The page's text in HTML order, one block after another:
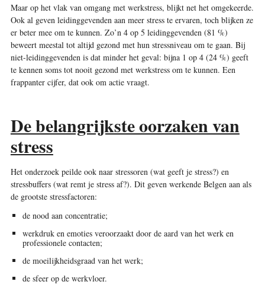
Maar op het vlak van omgang met werkstress, blijkt net het omgekeerde.
Ook al geven leidinggevenden aan meer stress te ervaren, toch blijken ze
er beter mee om te kunnen. Zo’n 4 op 5 leidinggevenden (81 %)
beweert meestal tot altijd gezond met hun stressniveau om te gaan. Bij
niet-­leidinggevenden is dat minder het geval: bijna 1 op 4 (24 %) geeft
te kennen soms tot nooit gezond met werkstress om te kunnen. Een
frappanter ­cijfer, dat ook om actie vraagt.
De belangrijkste oorzaken van
stress
Het onderzoek peilde ook naar stressoren (wat geeft je stress?) en
stressbuffers (wat remt je stress af?). Dit geven werkende Belgen aan als
de grootste stressfactoren:
de nood aan concentratie;
werkdruk en emoties veroorzaakt door de aard van het werk en
professionele contacten;
de moeilijkheidsgraad van het werk;
de sfeer op de werkvloer.